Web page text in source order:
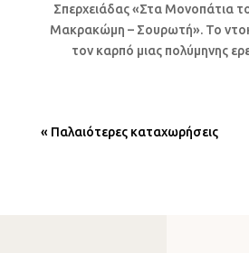
Σπερχειάδας «Στα Μονοπάτια
Μακρακώμη – Σουρωτή». Το
τον καρπό μιας πολύμηνης
« Παλαιότερες καταχωρήσεις